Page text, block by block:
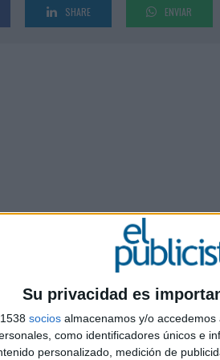
Su privacidad es
socios almacenamos y/o
como identificadores únicos e
personalizado, medición de
SHARE ENVIAR